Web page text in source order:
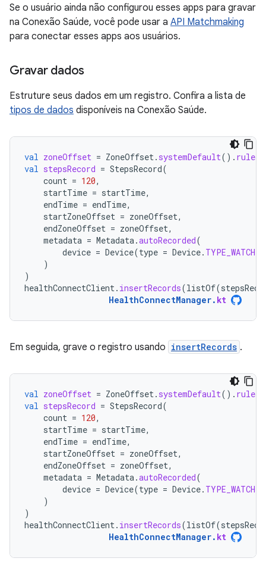
Se o usuário ainda não configurou esses apps para gravar
na Conexão Saúde, você pode usar a API Matchmaking
para conectar esses apps aos usuários.
Gravar dados
Estruture seus dados em um registro. Confira a lista de
tipos de dados disponíveis na Conexão Saúde.
val zoneOffset = ZoneOffset. systemDefault(). rules
val stepsRecord = StepsRecord(
count = 120,
startTime = startTime,
endTime = endTime,
startZoneOffset = zoneOffset,
endZoneOffset = zoneOffset,
metadata = Metadata.autoRecorded(
device = Device(type = Device. TYPE_WATCH
)
)
healthConnectClient. insertRecords(listOf(
HealthConnectManager. kt
Em seguida, grave o registro usando insertRecords .
val zoneOffset = ZoneOffset. systemDefault(). rules
val stepsRecord = StepsRecord(
count = 120,
startTime = startTime,
endTime = endTime,
startZoneOffset = zoneOffset,
endZoneOffset = zoneOffset,
metadata = Metadata.autoRecorded(
device = Device(type = Device. TYPE_WATCH
)
)
healthConnectClient. insertRecords(listOf(
HealthConnectManager. kt